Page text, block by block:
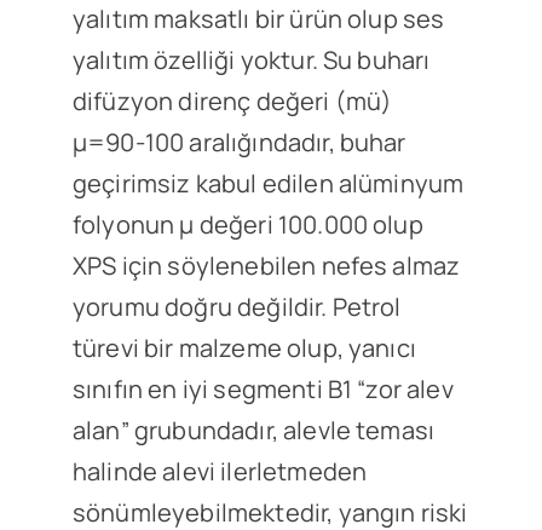
yalıtım maksatlı bir ürün olup ses
yalıtım özelliği yoktur. Su buharı
difüzyon direnç değeri (mü)
μ=90-100 aralığındadır, buhar
geçirimsiz kabul edilen alüminyum
folyonun μ değeri 100.000 olup
XPS için söylenebilen nefes almaz
yorumu doğru değildir. Petrol
türevi bir malzeme olup, yanıcı
sınıfın en iyi segmenti B1 “zor alev
alan” grubundadır, alevle teması
halinde alevi ilerletmeden
sönümleyebilmektedir, yangın riski